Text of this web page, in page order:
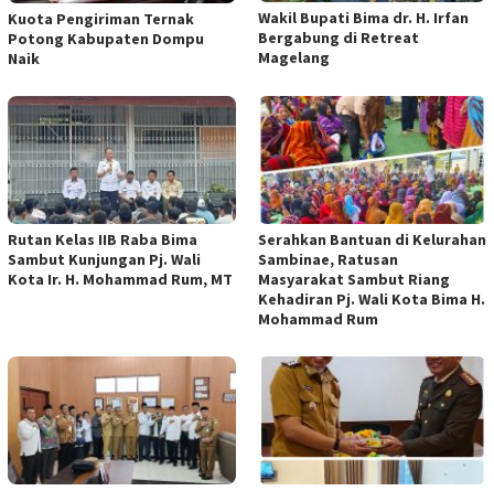
Kuota Pengiriman Ternak
Potong Kabupaten Dompu
Naik
Wakil Bupati Bima dr. H. Irfan
Bergabung di Retreat
Magelang
Rutan Kelas IIB Raba Bima
Sambut Kunjungan Pj. Wali
Kota Ir. H. Mohammad Rum, MT
Serahkan Bantuan di Kelurahan
Sambinae, Ratusan
Masyarakat Sambut Riang
Kehadiran Pj. Wali Kota Bima H.
Mohammad Rum